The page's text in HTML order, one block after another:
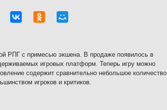
РПГ с примесью экшена. В продаже появилось в
игровых платформ. Теперь игру можно
содержит сравнительно небольшое количество
игроков и критиков.